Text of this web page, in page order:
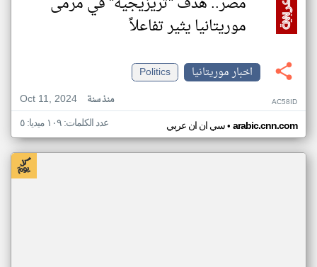
موريتانيا يثير تفاعلاً
اخبار موريتانيا
Politics
Oct 11, 2024
منذ سنة AC58ID
سي ان ان عربي• arabic.cnn.com عدد الكلمات: ١٠٩ ميديا: ٥